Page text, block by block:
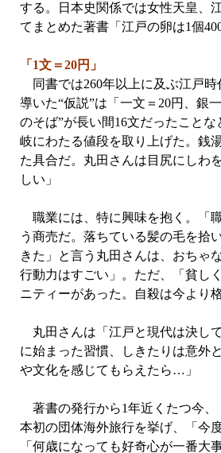
する。日本史関係では女性天皇、
てまとめた著書「江戸の卵は1個
「1文＝20円」
同書では260年以上に及ぶ江戸時
導いた“仮説”は「一文＝20円、銀
のそば”が長い間16文だったこと
岐にわたる値段を取り上げた。銭
た具合だ。丸田さんは目尻にしわ
しい」
職業には、特に興味を抱く。「
う商売だ。落ちている髪の毛を拾
きた」と言う丸田さんは、おちゃ
行動力はすごい」。ただ、「貧し
ニティーがあった。自殺は今より
丸田さんは「江戸と現代は決し
に始まった習慣、しきたりは意外
や文化を感じてもらえたら…」
著書の発行から1年近くたつ今、
本初の団体海外旅行を挙げ、「今
「何歳になっても好奇心が一番大